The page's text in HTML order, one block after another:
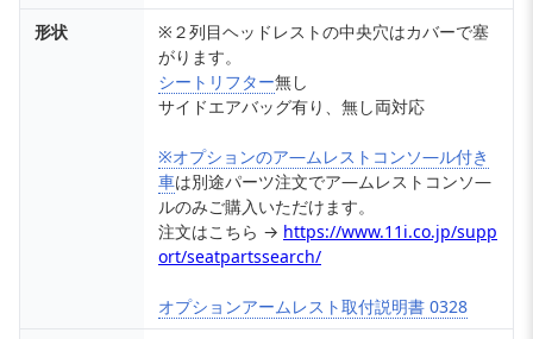
形状
※２列目ヘッドレストの中央穴はカバーで塞
がります。
シートリフター無し
サイドエアバッグ有り、無し両対応
※オプションのア―ムレストコンソ―ル付き
車は別途パーツ注文でア―ムレストコンソ―
ルのみご購入いただけます。
注文はこちら → https://www.11i.co.jp/supp
ort/seatpartssearch/
オプションアームレスト取付説明書 0328